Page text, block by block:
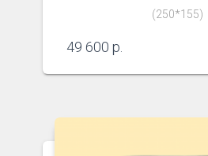
(250*155)
49 600 р.